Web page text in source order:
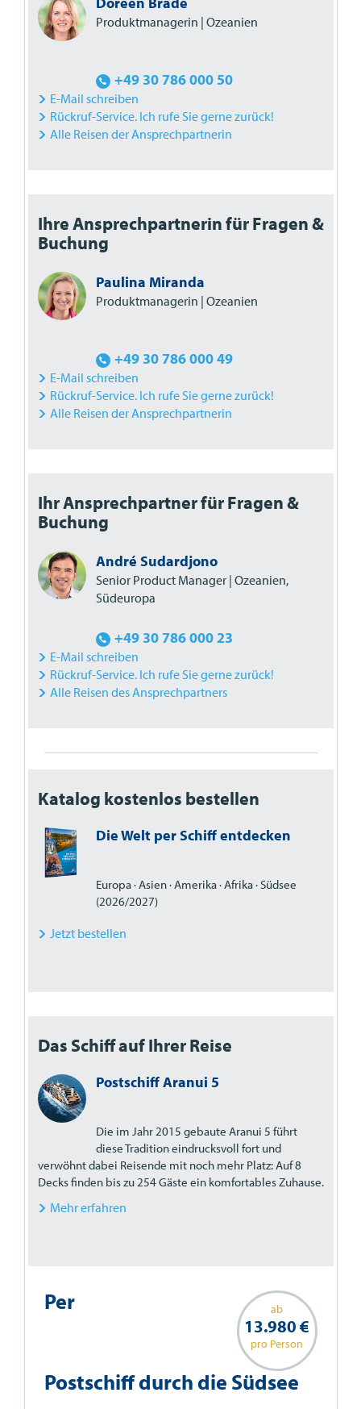
Produktmanagerin | Ozeanien
+49 30 786 000 50
E-Mail schreiben
Rückruf-Service. Ich rufe Sie gerne zurück!
Alle Reisen der Ansprechpartnerin
Ihre Ansprechpartnerin für Fragen &
Buchung
Paulina Miranda
Produktmanagerin | Ozeanien
+49 30 786 000 49
E-Mail schreiben
Rückruf-Service. Ich rufe Sie gerne zurück!
Alle Reisen der Ansprechpartnerin
Ihr Ansprechpartner für Fragen &
Buchung
André Sudardjono
Senior Product Manager | Ozeanien,
Südeuropa
+49 30 786 000 23
E-Mail schreiben
Rückruf-Service. Ich rufe Sie gerne zurück!
Alle Reisen des Ansprechpartners
Katalog kostenlos bestellen
Die Welt per Schiff entdecken
Europa · Asien · Amerika · Afrika · Südsee
(2026/2027)
Jetzt bestellen
Das Schiff auf Ihrer Reise
Postschiff Aranui 5
Die im Jahr 2015 gebaute Aranui 5 führt
diese Tradition eindrucksvoll fort und
verwöhnt dabei Reisende mit noch mehr Platz: Auf 8
Decks finden bis zu 254 Gäste ein komfortables Zuhause.
Mehr erfahren
ab
13.980 €
pro Person
Per
Postschiff durch die Südsee